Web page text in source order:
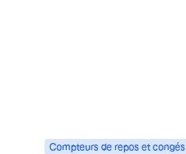
Compteurs de repos et congés